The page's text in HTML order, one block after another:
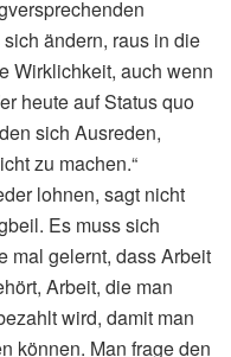
ändern, raus in die
Wirklichkeit, auch wenn
heute auf Status quo
sich Ausreden,
zu machen.“
lohnen, sagt nicht
Es muss sich
mal gelernt, dass Arbeit
Arbeit, die man
wird, damit man
können. Man frage den